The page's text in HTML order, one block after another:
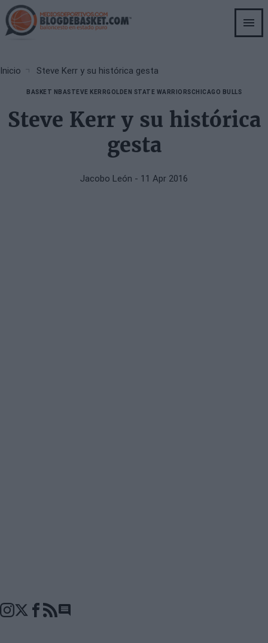
Skip
to
main
Breadcrumb
Inicio Steve Kerr y su histórica gesta
BASKET NBASTEVE KERRGOLDEN STATE WARRIORSCHICAGO BULLS
Steve Kerr y su histórica
gesta
Jacobo León - 11 Apr 2016
Go to comments seciton